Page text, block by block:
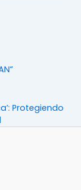
Protegiendo